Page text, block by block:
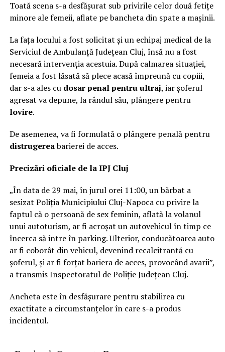
Toată scena s-a desfășurat sub privirile celor două fetițe
minore ale femeii, aflate pe bancheta din spate a mașinii.
La fața locului a fost solicitat și un echipaj medical de la
Serviciul de Ambulanță Județean Cluj, însă nu a fost
necesară intervenția acestuia. După calmarea situației,
femeia a fost lăsată să plece acasă împreună cu copiii,
dar s-a ales cu dosar penal pentru ultraj, iar șoferul
agresat va depune, la rândul său, plângere pentru
lovire.
De asemenea, va fi formulată o plângere penală pentru
distrugereabarierei de acces.
Precizări oficiale de la IPJ Cluj
„În data de 29 mai, în jurul orei 11:00, un bărbat a
sesizat Poliția Municipiului Cluj-Napoca cu privire la
faptul că o persoană de sex feminin, aflată la volanul
unui autoturism, ar fi acroșat un autovehicul în timp ce
încerca să intre în parking. Ulterior, conducătoarea auto
ar fi coborât din vehicul, devenind recalcitrantă cu
șoferul, și ar fi forțat bariera de acces, provocând avarii”,
a transmis Inspectoratul de Poliție Județean Cluj.
Ancheta este în desfășurare pentru stabilirea cu
exactitate a circumstanțelor în care s-a produs
incidentul.